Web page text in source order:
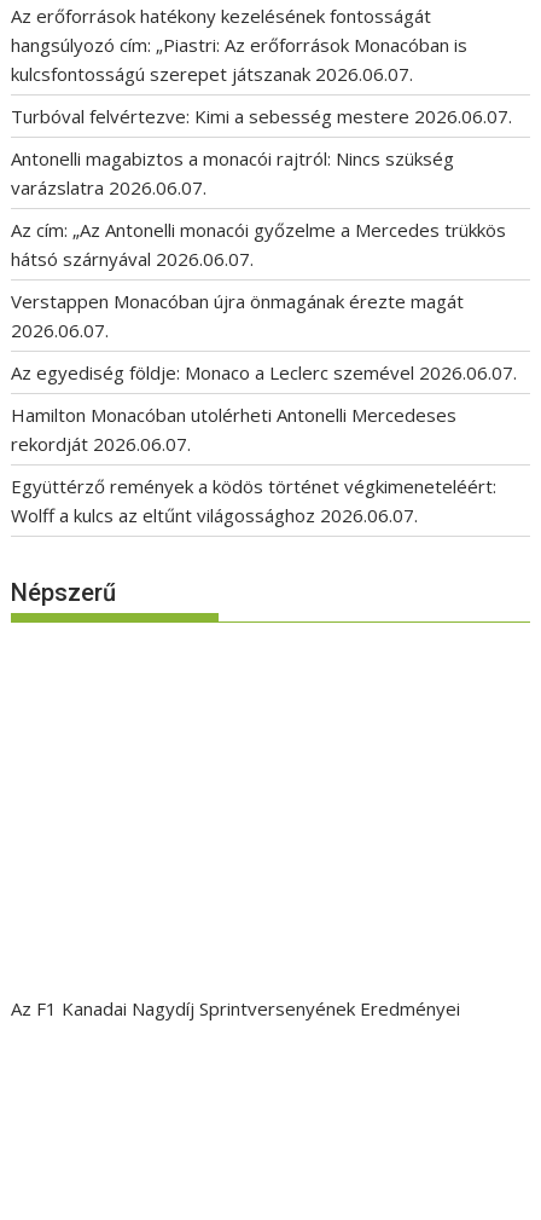
Az erőforrások hatékony kezelésének fontosságát
hangsúlyozó cím: „Piastri: Az erőforrások Monacóban is
kulcsfontosságú szerepet játszanak 2026.06.07.
Turbóval felvértezve: Kimi a sebesség mestere 2026.06.07.
Antonelli magabiztos a monacói rajtról: Nincs szükség
varázslatra 2026.06.07.
Az cím: „Az Antonelli monacói győzelme a Mercedes trükkös
hátsó szárnyával 2026.06.07.
Verstappen Monacóban újra önmagának érezte magát
2026.06.07.
Az egyediség földje: Monaco a Leclerc szemével 2026.06.07.
Hamilton Monacóban utolérheti Antonelli Mercedeses
rekordját 2026.06.07.
Együttérző remények a ködös történet végkimeneteléért:
Wolff a kulcs az eltűnt világossághoz 2026.06.07.
Népszerű
Az F1 Kanadai Nagydíj Sprintversenyének Eredményei